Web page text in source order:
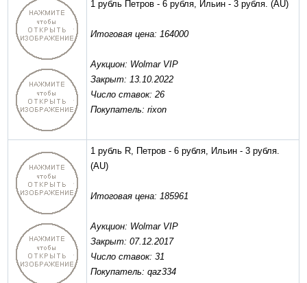
1 рубль Петров - 6 рубля, Ильин - 3 рубля. (AU)
Итоговая цена: 164000
Аукцион: Wolmar VIP
Закрыт: 13.10.2022
Число ставок: 26
Покупатель: rixon
1 рубль R, Петров - 6 рубля, Ильин - 3 рубля.
(AU)
Итоговая цена: 185961
Аукцион: Wolmar VIP
Закрыт: 07.12.2017
Число ставок: 31
Покупатель: qaz334